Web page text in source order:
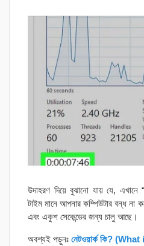
উদাহরণ দিয়ে বুঝানো যায় যে,
টাইম মানে আপনার কম্পিউটার বন্ধ না
এবং একুশ সেকেন্ডের জন্য চালু আছে।
অবশ্যই পড়ুনঃ নেটওয়ার্ক কি?